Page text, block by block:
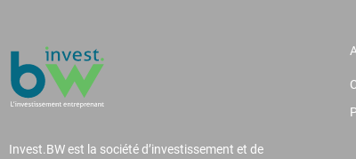
Invest.BW est la société d’investissement et de